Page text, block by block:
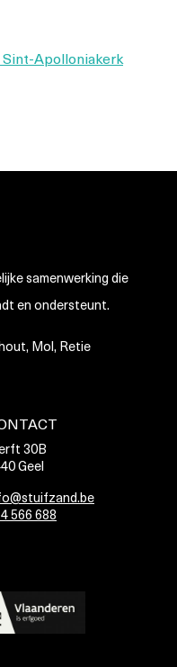
Sint-Apolloniakerk
samenwerking die
en ondersteunt.
Mol, Retie
30B
Geel
566 688